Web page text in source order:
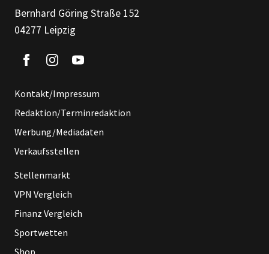
Bernhard Göring Straße 152
04277 Leipzig
Kontakt/Impressum
Redaktion/Terminredaktion
Werbung/Mediadaten
Verkaufsstellen
Stellenmarkt
VPN Vergleich
Finanz Vergleich
Sportwetten
Shop